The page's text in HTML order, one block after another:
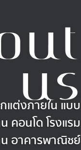
us
ต่งภายใน แบบ
คอนโด โรงแรม
น อาคารพาณิชย์